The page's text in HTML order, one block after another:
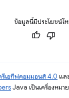
ข้อมูลนี้มีประโยชน์ไ
รีเอทีฟคอมมอนส์ 4.0 แล
Java เป็นเครื่องหมา